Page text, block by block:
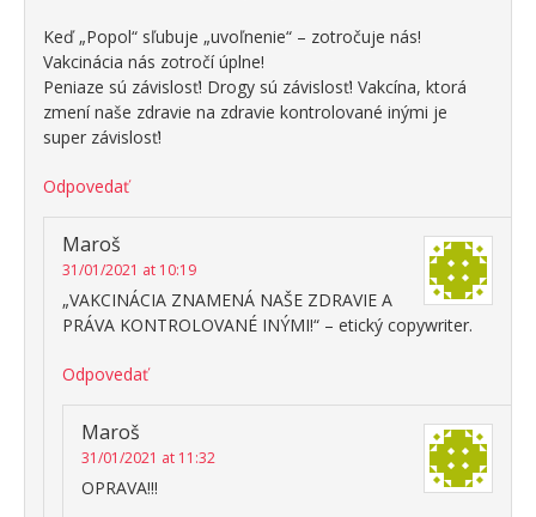
Keď „Popol“ sľubuje „uvoľnenie“ – zotročuje nás!
Vakcinácia nás zotročí úplne!
Peniaze sú závislosť! Drogy sú závislosť! Vakcína, ktorá
zmení naše zdravie na zdravie kontrolované inými je
super závislosť!
Odpovedať
Maroš
31/01/2021 at 10:19
„VAKCINÁCIA ZNAMENÁ NAŠE ZDRAVIE A
PRÁVA KONTROLOVANÉ INÝMI!“ – etický copywriter.
Odpovedať
Maroš
31/01/2021 at 11:32
OPRAVA!!!